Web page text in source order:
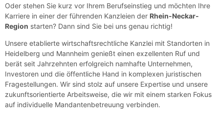
Oder stehen Sie kurz vor Ihrem Berufseinstieg und möchten Ihre
Karriere in einer der führenden Kanzleien der Rhein-Neckar-
Region starten? Dann sind Sie bei uns genau richtig!
Unsere etablierte wirtschaftsrechtliche Kanzlei mit Standorten in
Heidelberg und Mannheim genießt einen exzellenten Ruf und
berät seit Jahrzehnten erfolgreich namhafte Unternehmen,
Investoren und die öffentliche Hand in komplexen juristischen
Fragestellungen. Wir sind stolz auf unsere Expertise und unsere
zukunftsorientierte Arbeitsweise, die wir mit einem starken Fokus
auf individuelle Mandantenbetreuung verbinden.